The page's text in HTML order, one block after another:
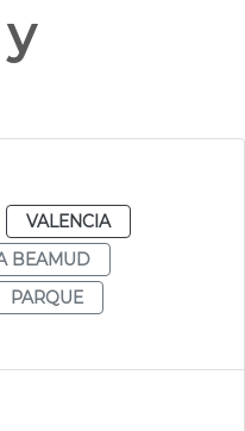
y
VALENCIA
BEAMUD
PARQUE